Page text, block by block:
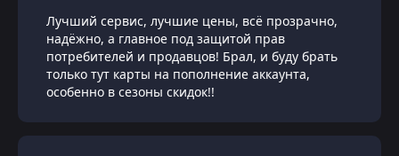
Лучший сервис, лучшие цены, всё прозрачно,
надёжно, а главное под защитой прав
потребителей и продавцов! Брал, и буду брать
только тут карты на пополнение аккаунта,
особенно в сезоны скидок!!